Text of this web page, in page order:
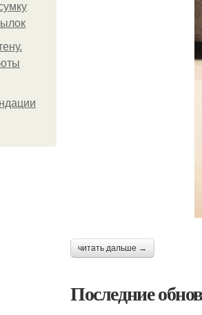
читать дальше →
Последние